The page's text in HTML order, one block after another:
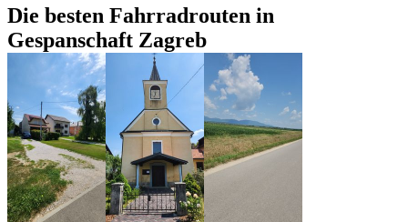
Die besten Fahrradrouten in
Gespanschaft Zagreb